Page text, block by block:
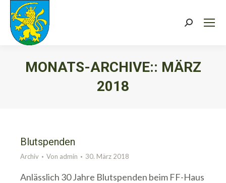
Search:
MONATS-ARCHIVE:: MÄRZ
2018
Blutspenden
Archiv Von admin 30. März 2018
Anlässlich 30 Jahre Blutspenden beim FF-Haus